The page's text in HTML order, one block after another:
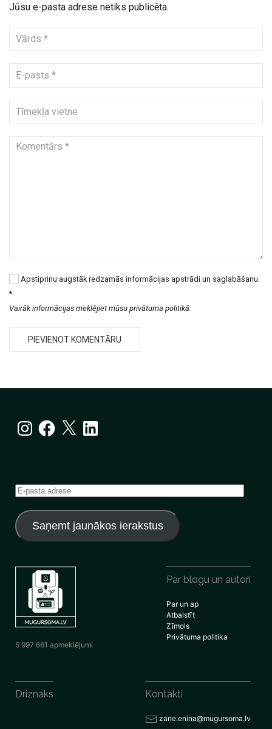
Jūsu e-pasta adrese netiks publicēta.
Apstiprinu augstāk redzamās informācijas apstrādi un saglabāšanu.
*
Vairāk informācijas meklējiet mūsu privātuma politikā.
InstagramFacebook
X LinkedIn
E-
adrese
Saņemt jaunākos ierakstus
5 997 661 apmeklējumi
Par blogu un autori
Par un ap
Atbalstīt
Zīmols
Privātuma politika
Driznaks Kontakti
zane.enina@mugursoma.lv